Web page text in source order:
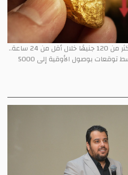
أسعار الذهب في مصر تقفز بأكثر من 120 جنيهًا خلال أقل من 24 ساعة..
وعيار 21 يسجل 6100 جنيه وسط توقعات بوصول الأوقية إلى 5000